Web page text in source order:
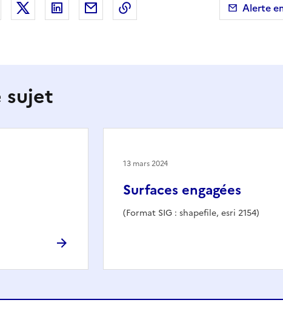
Partager sur Facebook
Partager sur X (anciennement Twitter)
Partager sur LinkedIn
Partager par emailCopier dans le presse-papier
Alerte
sujet
Surfaces engagées
(Format SIG : shapefile, esri 2154)
13 mars 2024